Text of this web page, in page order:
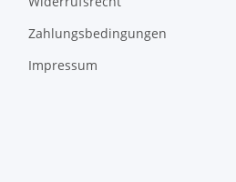
Zahlungsbedingungen
Impressum